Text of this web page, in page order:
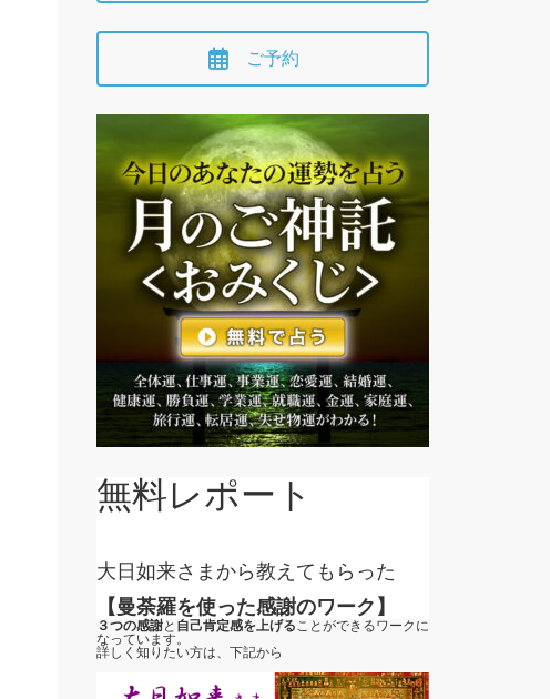
ご予約
無料レポート
大日如来さまから教えてもらった
【曼荼羅を使った感謝のワーク】
３つの感謝と 自己肯定感を上げる ことができるワークに
なっています。
詳しく知りたい方は、下記から